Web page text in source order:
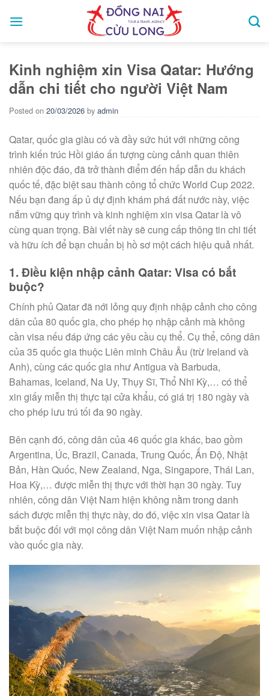
Kinh nghiệm xin Visa Qatar: Hướng
dẫn chi tiết cho người Việt Nam
Posted on 20/03/2026 by admin
Qatar, quốc gia giàu có và đầy sức hút với những công
trình kiến trúc Hồi giáo ấn tượng cùng cảnh quan thiên
nhiên độc đáo, đã trở thành điểm đến hấp dẫn du khách
quốc tế, đặc biệt sau thành công tổ chức World Cup 2022.
Nếu bạn đang ấp ủ dự định khám phá đất nước này, việc
nắm vững quy trình và kinh nghiệm xin visa Qatar là vô
cùng quan trọng. Bài viết này sẽ cung cấp thông tin chi tiết
và hữu ích để bạn chuẩn bị hồ sơ một cách hiệu quả nhất.
1. Điều kiện nhập cảnh Qatar: Visa có bắt
buộc?
Chính phủ Qatar đã nới lỏng quy định nhập cảnh cho công
dân của 80 quốc gia, cho phép họ nhập cảnh mà không
cần visa nếu đáp ứng các yêu cầu cụ thể. Cụ thể, công dân
của 35 quốc gia thuộc Liên minh Châu Âu (trừ Ireland và
Anh), cùng các quốc gia như Antigua và Barbuda,
Bahamas, Iceland, Na Uy, Thụy Sĩ, Thổ Nhĩ Kỳ,… có thể
xin giấy miễn thị thực tại cửa khẩu, có giá trị 180 ngày và
cho phép lưu trú tối đa 90 ngày.
Bên cạnh đó, công dân của 46 quốc gia khác, bao gồm
Argentina, Úc, Brazil, Canada, Trung Quốc, Ấn Độ, Nhật
Bản, Hàn Quốc, New Zealand, Nga, Singapore, Thái Lan,
Hoa Kỳ,… được miễn thị thực với thời hạn 30 ngày. Tuy
nhiên, công dân Việt Nam hiện không nằm trong danh
sách được miễn thị thực này, do đó, việc xin visa Qatar là
bắt buộc đối với mọi công dân Việt Nam muốn nhập cảnh
vào quốc gia này.